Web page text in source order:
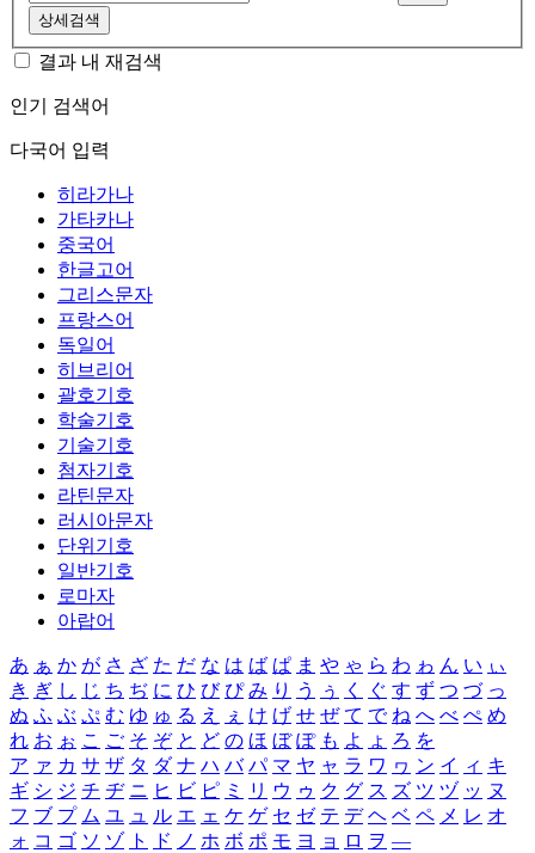
상세검색
결과 내 재검색
인기 검색어
다국어 입력
히라가나
가타카나
중국어
한글고어
그리스문자
프랑스어
독일어
히브리어
괄호기호
학술기호
기술기호
첨자기호
라틴문자
러시아문자
단위기호
일반기호
로마자
아랍어
あ ぁ か が さ ざ た だ な は ば ぱ ま や ゃ ら わ ゎ ん い ぃ
き ぎ し じ ち ぢ に ひ び ぴ み り う ぅ く ぐ す ず つ づ っ
ぬ ふ ぶ ぷ む ゆ ゅ る え ぇ け げ せ ぜ て で ね へ べ ぺ め
れ お ぉ こ ご そ ぞ と ど の ほ ぼ ぽ も よ ょ ろ を
ア ァ カ サ ザ タ ダ ナ ハ バ パ マ ヤ ャ ラ ワ ヮ ン イ ィ キ
ギ シ ジ チ ヂ ニ ヒ ビ ピ ミ リ ウ ゥ ク グ ス ズ ツ ヅ ッ ヌ
フ ブ プ ム ユ ュ ル エ ェ ケ ゲ セ ゼ テ デ ヘ ベ ペ メ レ オ
ォ コ ゴ ソ ゾ ト ド ノ ホ ボ ポ モ ヨ ョ ロ ヲ ―